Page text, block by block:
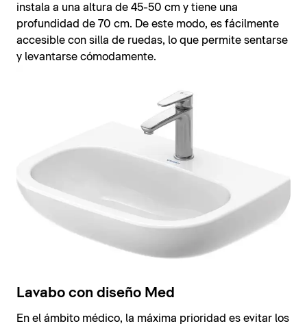
instala a una altura de 45-50 cm y tiene una
profundidad de 70 cm. De este modo, es fácilmente
accesible con silla de ruedas, lo que permite sentarse
y levantarse cómodamente.
Lavabo con diseño Med
En el ámbito médico, la máxima prioridad es evitar los